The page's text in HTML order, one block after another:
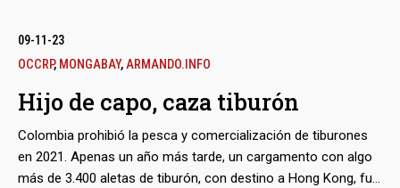
mismo y, al menos, dos de sus equipos, están vinculados a
jerarcas de los organismos de represión, mientras muchos
centro de reclusión y torturas en Caracas.
09-11-23
OCCRP, MONGABAY,ARMANDO.INFO
Hijo de capo, caza tiburón
Colombia prohibió la pesca y comercialización de tiburones
en 2021. Apenas un año más tarde, un cargamento con algo
más de 3.400 aletas de tiburón, con destino a Hong Kong, fue